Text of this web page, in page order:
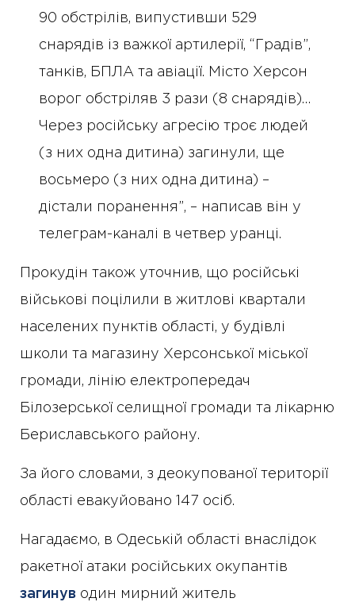
90 обстрілів, випустивши 529
снарядів із важкої артилерії, “Градів”,
танків, БПЛА та авіації. Місто Херсон
ворог обстріляв 3 рази (8 снарядів)…
Через російську агресію троє людей
(з них одна дитина) загинули, ще
восьмеро (з них одна дитина) –
дістали поранення”, – написав він у
телеграм-каналі в четвер уранці.
Прокудін також уточнив, що російські
військові поцілили в житлові квартали
населених пунктів області, у будівлі
школи та магазину Херсонської міської
громади, лінію електропередач
Білозерської селищної громади та лікарню
Бериславського району.
За його словами, з деокупованої території
області евакуйовано 147 осіб.
Нагадаємо, в Одеській області внаслідок
ракетної атаки російських окупантів
загинув один мирний житель